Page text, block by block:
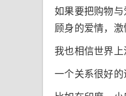
如果要把购物
顾身的爱情，激
我也相信世界上
一个关系很好的